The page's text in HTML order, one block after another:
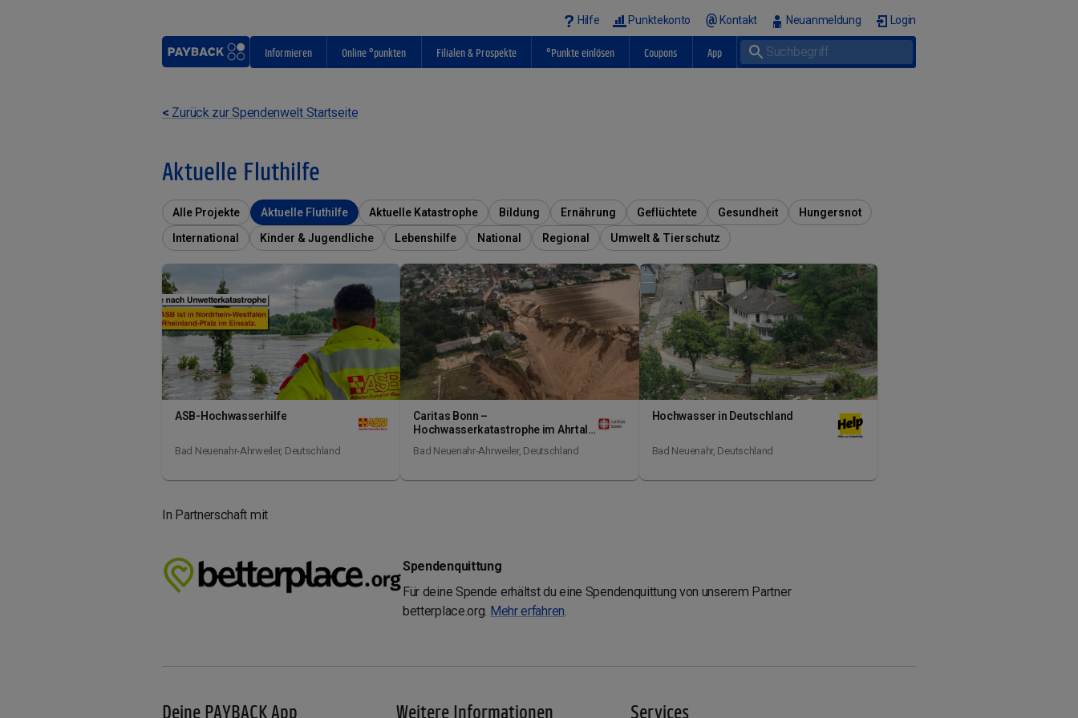
Hilfe Punktekonto Kontakt Neuanmeldung Login
Informieren Online °punkten Filialen & Prospekte °Punkte einlösen Coupons App
< Zurück zur Spendenwelt Startseite
Aktuelle Fluthilfe
Alle Projekte Aktuelle Fluthilfe Aktuelle Katastrophe Bildung Ernährung Geflüchtete Gesundheit
Hungersnot
International
Kinder & Jugendliche Lebenshilfe National Regional Umwelt & Tierschutz
ASB-Hochwasserhilfe
Bad Neuenahr-Ahrweiler, Deutschland
Caritas Bonn –
Hochwasserkatastrophe im Ahrtal –
Bad Neuenahr-Ahrweiler, Deutschland
Hochwasser in Deutschland
Bad Neuenahr, Deutschland
In Partnerschaft mit
Spendenquittung
Für deine Spende erhältst du eine Spendenquittung von unserem Partner
betterplace.org. Mehr erfahren.
Deine PAYBACK App Weitere Informationen Services